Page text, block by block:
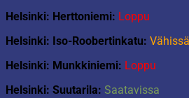
Helsinki: Herttoniemi: Loppu
Helsinki: Iso-Roobertinkatu: Vähissä
Helsinki: Munkkiniemi: Loppu
Helsinki: Suutarila: Saatavissa